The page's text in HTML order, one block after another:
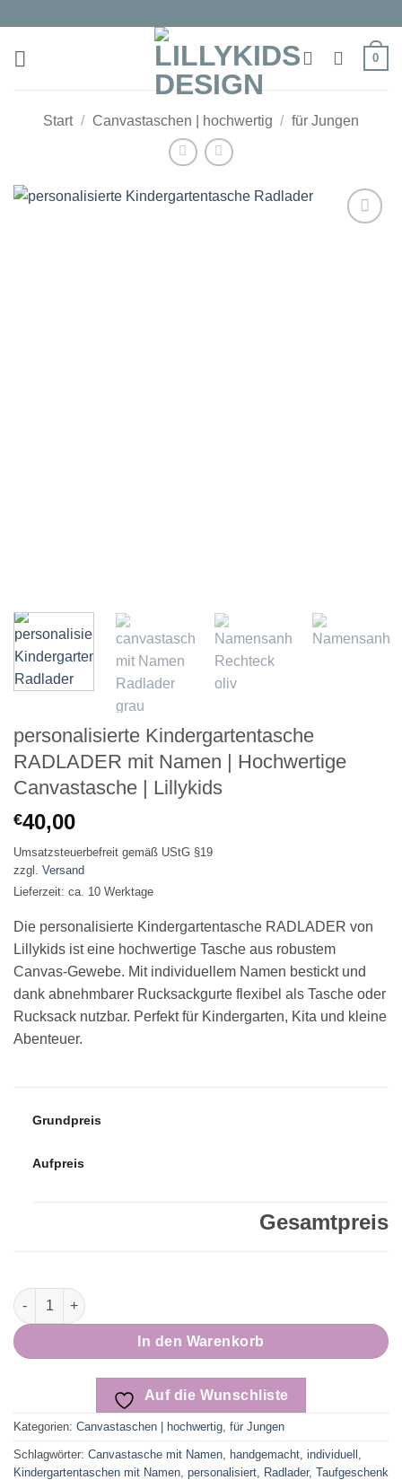
springen
0
Start / Canvastaschen | hochwertig / für Jungen
personalisierte Kindergartentasche
RADLADER mit Namen | Hochwertige
Canvastasche | Lillykids
€40,00
Umsatzsteuerbefreit gemäß UStG §19
zzgl. Versand
Lieferzeit: ca. 10 Werktage
Die personalisierte Kindergartentasche RADLADER von
Lillykids ist eine hochwertige Tasche aus robustem
Canvas-Gewebe. Mit individuellem Namen bestickt und
dank abnehmbarer Rucksackgurte flexibel als Tasche oder
Rucksack nutzbar. Perfekt für Kindergarten, Kita und kleine
Abenteuer.
Grundpreis
Aufpreis
Gesamtpreis
personalisierte Kindergartentasche RADLADER mit Namen |
In den Warenkorb
Auf die Wunschliste
Kategorien: Canvastaschen | hochwertig für Jungen
Schlagwörter: Canvastasche mit Namen handgemacht individuell
Kindergartentaschen mit Namen personalisiert Radlader, Taufgeschenk